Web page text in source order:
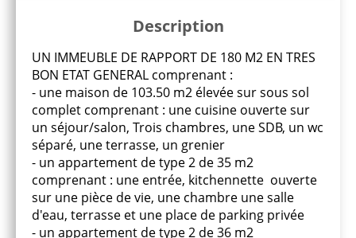
Description
UN IMMEUBLE DE RAPPORT DE 180 M2 EN TRES
BON ETAT GENERAL comprenant :
- une maison de 103.50 m2 élevée sur sous sol
complet comprenant : une cuisine ouverte sur
un séjour/salon, Trois chambres, une SDB, un wc
séparé, une terrasse, un grenier
- un appartement de type 2 de 35 m2
comprenant : une entrée, kitchennette ouverte
sur une pièce de vie, une chambre une salle
d'eau, terrasse et une place de parking privée
- un appartement de type 2 de 36 m2